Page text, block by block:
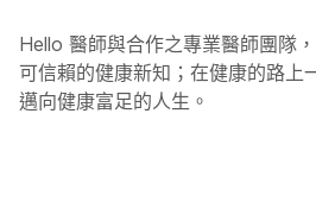
Hello 醫師與合作之專業醫師團隊
可信賴的健康新知；在健康的路上
邁向健康富足的人生。